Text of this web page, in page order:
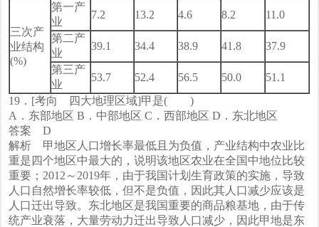
三次产
业结构
(%)
第一产
业
7.2 13.2 4.6 8.2
11.0
第二产
业
39.1 34.4 38.9 41.8
37.9
第三产
业
53.7 52.4 56.5 50.0
51.1
19．[考向 四大地理区域]甲是( )
A．东部地区 B．中部地区 C．西部地区 D．东北地区
答案 D
解析 甲地区人口增长率最低且为负值，产业结构中农业比
重是四个地区中最大的，说明该地区农业在全国中地位比较
重要；2012～2019年，由于我国计划生育政策的实施，导致
人口自然增长率较低，但不是负值，因此其人口减少应该是
人口迁出导致。东北地区是我国重要的商品粮基地，由于传
统产业衰落，大量劳动力迁出导致人口减少，因此甲地是东